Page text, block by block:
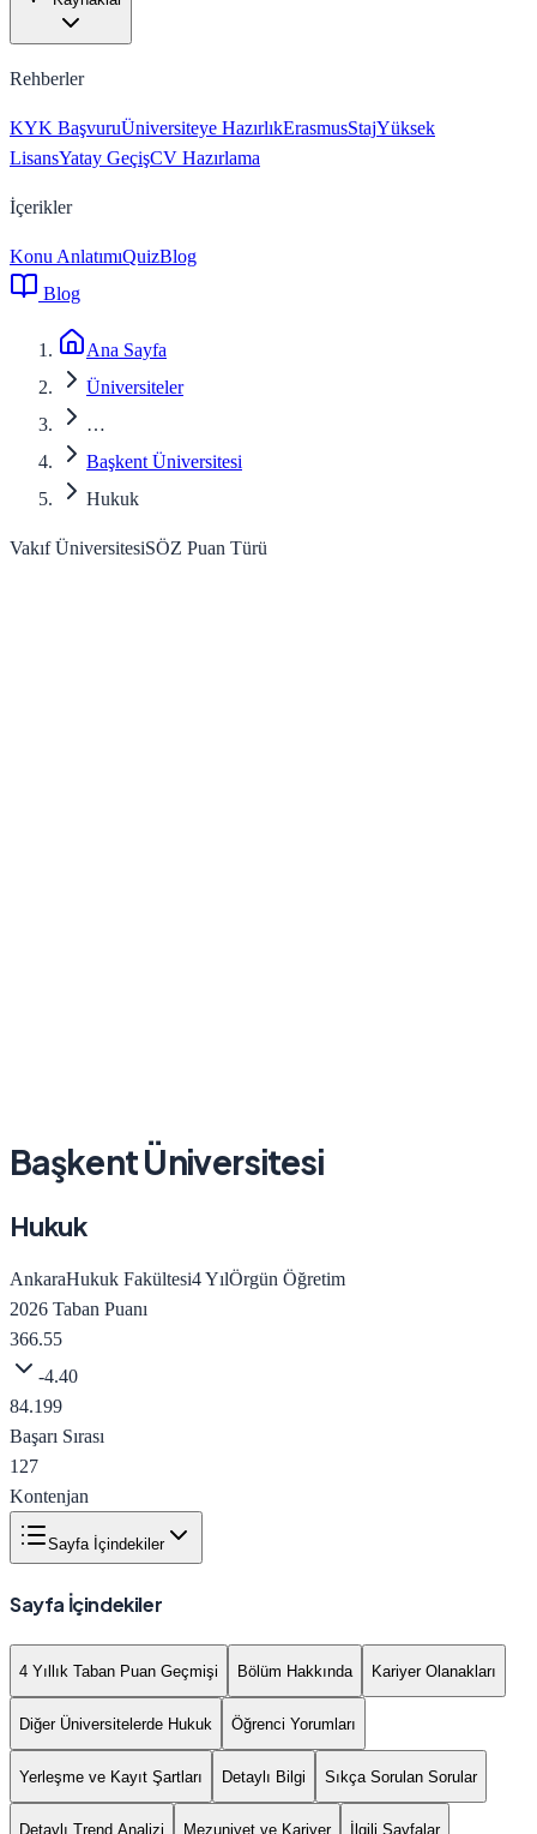
Rehberler
KYK BaşvuruÜniversiteye HazırlıkErasmusStajYüksek
LisansYatay GeçişCV Hazırlama
İçerikler
Konu AnlatımıQuizBlog
Blog
Ana Sayfa
Üniversiteler
…
Başkent Üniversitesi
Hukuk
Vakıf ÜniversitesiSÖZ Puan Türü
Başkent Üniversitesi
Hukuk
AnkaraHukuk Fakültesi4YılÖrgün Öğretim
2026 Taban Puanı
366.55
-4.40
84.199
Başarı Sırası
127
Kontenjan
Sayfa İçindekiler
Sayfa İçindekiler
4 Yıllık Taban Puan Geçmişi Bölüm Hakkında Kariyer Olanakları
Diğer Üniversitelerde Hukuk Öğrenci Yorumları
Yerleşme ve Kayıt Şartları Detaylı Bilgi Sıkça Sorulan Sorular
Detaylı Trend Analizi Mezuniyet ve Kariyer İlgili Sayfalar